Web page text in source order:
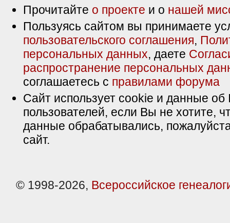
Прочитайте о проекте и о нашей
Пользуясь сайтом вы принимаете
пользовательского соглашения,
персональных данных, даете
распространение персональных
соглашаетесь с правилами форума
Сайт использует cookie и данные об
пользователей, если Вы не хотите,
данные обрабатывались,
сайт.
© 1998-2026, Всероссийское